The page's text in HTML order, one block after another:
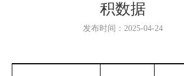
积数据
发布时间：2025-04-24